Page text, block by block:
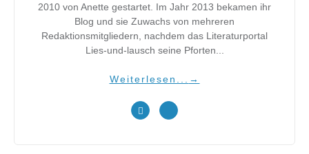
2010 von Anette gestartet. Im Jahr 2013 bekamen ihr
Blog und sie Zuwachs von mehreren
Redaktionsmitgliedern, nachdem das Literaturportal
Lies-und-lausch seine Pforten...
Weiterlesen... →